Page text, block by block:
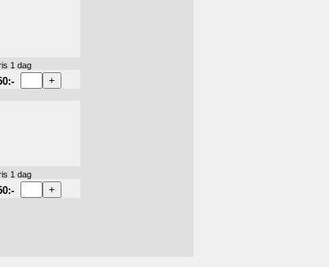
1 dag
1 dag